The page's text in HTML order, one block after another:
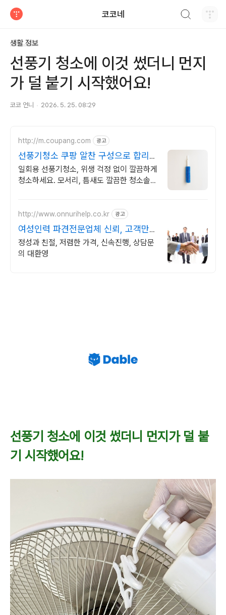
코코네
생활 정보
선풍기 청소에 이것 썼더니 먼지
가 덜 붙기 시작했어요!
코코 언니 2026. 5. 25. 08:29
http://m.coupang.com 광고
선풍기청소 쿠팡 알찬 구성으로 합리적
인 선택
일회용 선풍기청소, 위생 걱정 없이 깔끔하게
청소하세요. 모서리, 틈새도 깔끔한 청소솔,
http://www.onnurihelp.co.kr 광고
여성인력 파견전문업체 신뢰, 고객만
족, 서비스
정성과 친절, 저렴한 가격, 신속진행, 상담문
의 대환영
선풍기 청소에 이것 썼더니 먼지가 덜 붙
기 시작했어요!